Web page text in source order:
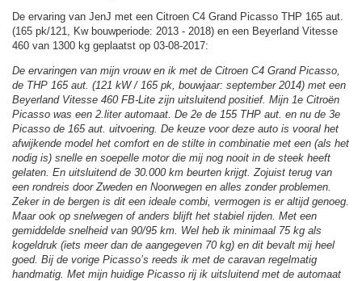
De ervaring van JenJ met een Citroen C4 Grand Picasso THP 165 aut.
(165 pk/121, Kw bouwperiode: 2013 - 2018) en een Beyerland Vitesse
460 van 1300 kg geplaatst op 03-08-2017:
De ervaringen van mijn vrouw en ik met de Citroen C4 Grand Picasso,
de THP 165 aut. (121 kW / 165 pk, bouwjaar: september 2014) met een
Beyerland Vitesse 460 FB-Lite zijn uitsluitend positief. Mijn 1e Citroën
Picasso was een 2.liter automaat. De 2e de 155 THP aut. en nu de 3e
Picasso de 165 aut. uitvoering. De keuze voor deze auto is vooral het
afwijkende model het comfort en de stilte in combinatie met een (als het
nodig is) snelle en soepelle motor die mij nog nooit in de steek heeft
gelaten. En uitsluitend de 30.000 km beurten krijgt. Zojuist terug van
een rondreis door Zweden en Noorwegen en alles zonder problemen.
Zeker in de bergen is dit een ideale combi, vermogen is er altijd genoeg.
Maar ook op snelwegen of anders blijft het stabiel rijden. Met een
gemiddelde snelheid van 90/95 km. Wel heb ik minimaal 75 kg als
kogeldruk (iets meer dan de aangegeven 70 kg) en dit bevalt mij heel
goed. Bij de vorige Picasso’s reeds ik met de caravan regelmatig
handmatig. Met mijn huidige Picasso rij ik uitsluitend met de automaat